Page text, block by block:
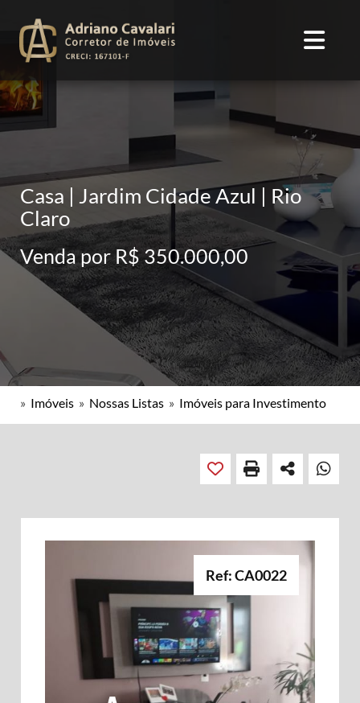
Casa | Jardim Cidade Azul | Rio
Claro
Venda por R$ 350.000,00
» Imóveis » Nossas Listas » Imóveis para Investimento
Ref: CA0022